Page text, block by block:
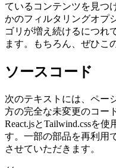
ルテキスト検索を追加し
ールとホバリングによっ
す。これが将来問題にな
ているコンテンツを見つ
ゴリが増え続けるにつれ
ます。もちろん、ぜひこ
ソースコード
次のテキストには、ペー
方の完全な未変更のコー